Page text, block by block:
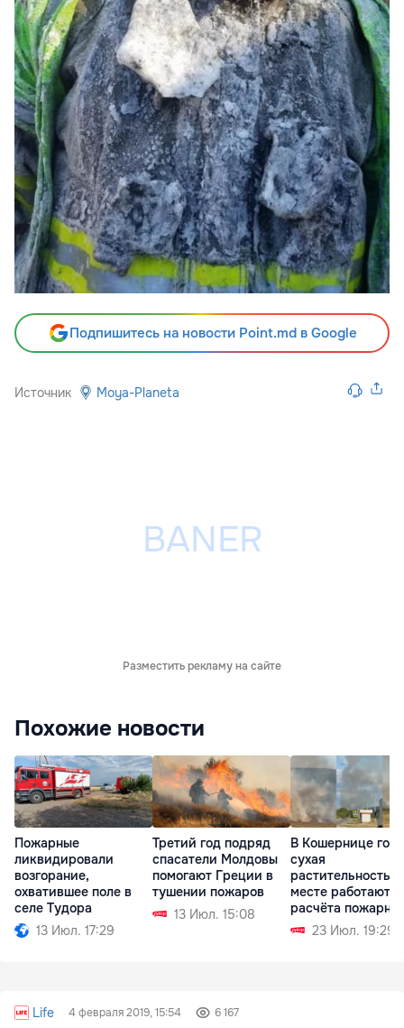
Подпишитесь на новости Point.md в Google
Источник Moya-Planeta
Разместить рекламу на сайте
Похожие новости
Пожарные
ликвидировали
возгорание,
охватившее поле в
селе Тудора
13 Июл. 17:29
Третий год подряд
спасатели Молдовы
помогают Греции в
тушении пожаров
13 Июл. 15:08
В Кошернице
сухая
растительность:
месте работают
расчёта
23 Июл. 19:29
Life 4 февраля 2019, 15:54 6 167